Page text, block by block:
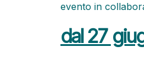
evento in
dal 27